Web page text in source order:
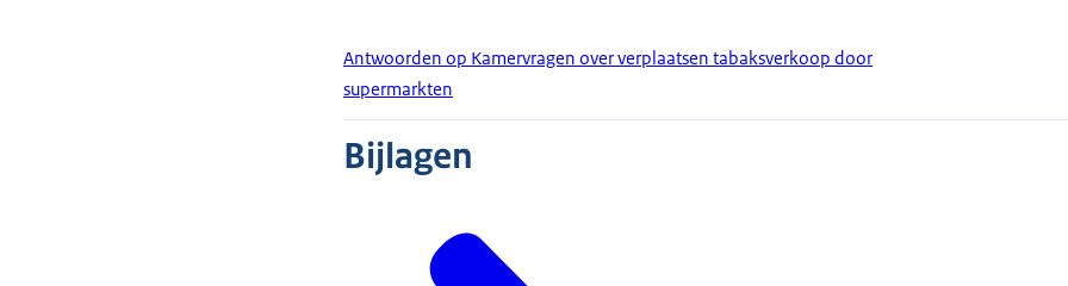
Antwoorden op Kamervragen over verplaatsen tabaksverkoop door
supermarkten
Bijlagen